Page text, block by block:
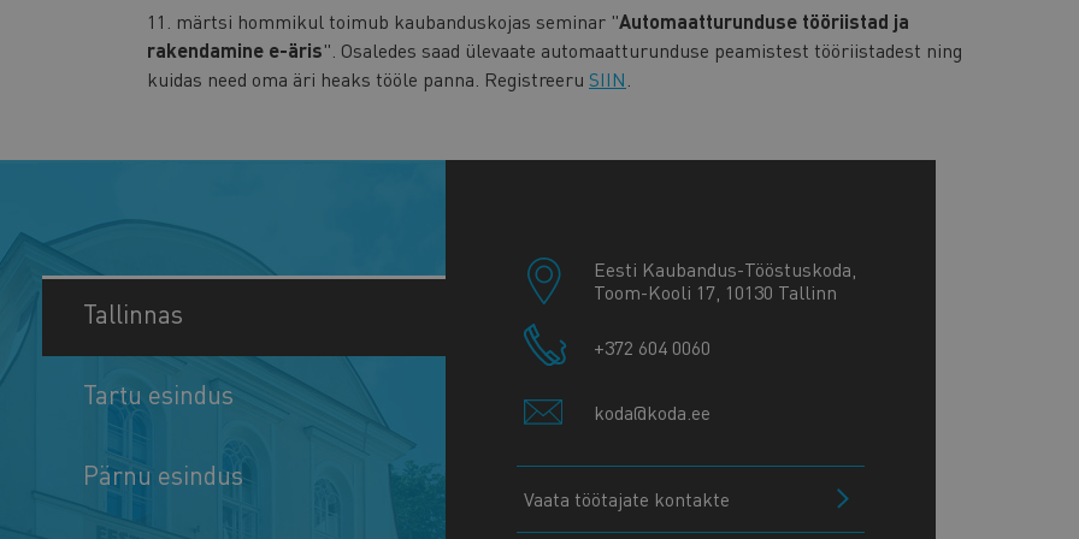
11. märtsi hommikul toimub kaubanduskojas seminar "Automaatturunduse tööriistad ja
rakendamine e-äris". Osaledes saad ülevaate automaatturunduse peamistest tööriistadest ning
kuidas need oma äri heaks tööle panna. Registreeru SIIN
Tallinnas
Tartu esindus
Pärnu esindus
Eesti Kaubandus-Tööstuskoda,
Toom-Kooli 17, 10130 Tallinn
+372 604 0060
koda@koda.ee
Vaata töötajate kontakte